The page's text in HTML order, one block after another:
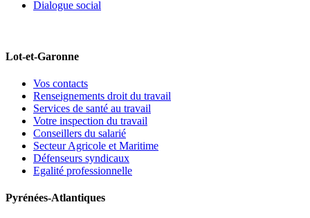
Dialogue social
Lot-et-Garonne
Vos contacts
Renseignements droit du travail
Services de santé au travail
Votre inspection du travail
Conseillers du salarié
Secteur Agricole et Maritime
Défenseurs syndicaux
Egalité professionnelle
Pyrénées-Atlantiques